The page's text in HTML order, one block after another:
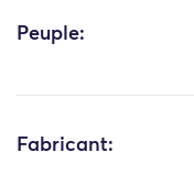
Peuple:
Fabricant: